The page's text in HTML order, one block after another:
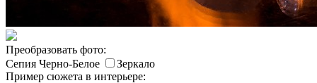
Преобразовать фото:
Сепия Черно-Белое
Зеркало
Пример сюжета в интерьере: